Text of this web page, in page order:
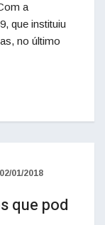
a
que instituiu
no último
02/01/2018
que pod